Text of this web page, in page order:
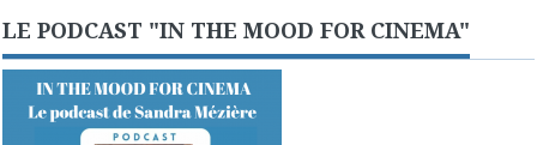
LE PODCAST "IN THE MOOD FOR CINEMA"